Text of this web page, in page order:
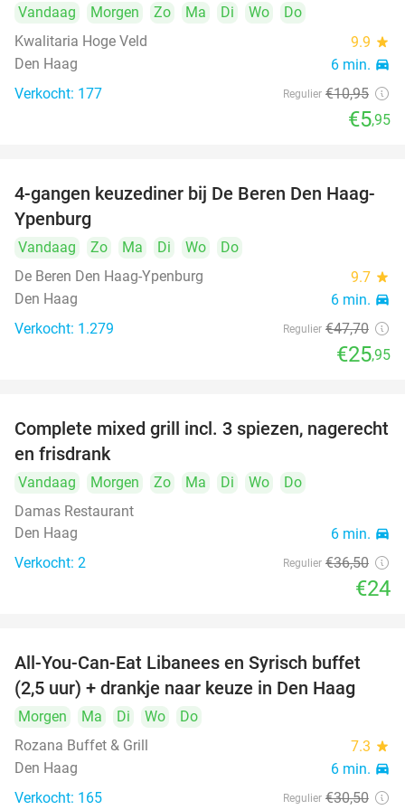
Vandaag Morgen Zo Ma Di Wo
Do
Kwalitaria Hoge Veld
9.9 star
Den Haag 6 min. directions_car
Verkocht: 177 Regulier €10,95
€5,95
46%
4-gangen keuzediner bij De Beren Den Haag-
Ypenburg
Vandaag Zo Ma Di Wo
Do
De Beren Den Haag-Ypenburg
9.7 star
Den Haag 6 min. directions_car
Verkocht: 1.279 Regulier €47,70
€25,95
34%
Complete mixed grill incl. 3 spiezen, nagerecht
en frisdrank
Vandaag Morgen Zo Ma Di Wo
Do
Damas Restaurant
Den Haag
6 min. directions_car
Verkocht: 2 Regulier €36,50
€24
31%
All-You-Can-Eat Libanees en Syrisch buffet
(2,5 uur) + drankje naar keuze in Den Haag
Morgen Ma Di Wo
Do
Rozana Buffet & Grill
7.3 star
Den Haag 6 min. directions_car
Verkocht: 165 Regulier €30,50